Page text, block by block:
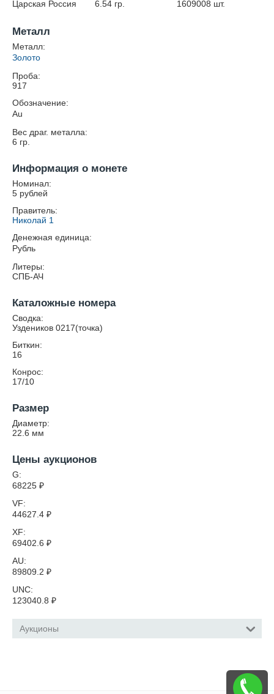
Царская Россия
6.54гр.
1609008 шт.
Металл
Металл:
Золото
Проба:
917
Обозначение:
Au
Вес драг. металла:
6 гр.
Информация о монете
Номинал:
5 рублей
Правитель:
Николай 1
Денежная единица:
Рубль
Литеры:
СПБ-АЧ
Каталожные номера
Сводка:
Уздеников 0217(точка)
Биткин:
16
Конрос:
17/10
Размер
Диаметр:
22.6 мм
Цены аукционов
G:
68225 ₽
VF:
44627.4 ₽
XF:
69402.6 ₽
AU:
89809.2 ₽
UNC:
123040.8 ₽
Аукционы